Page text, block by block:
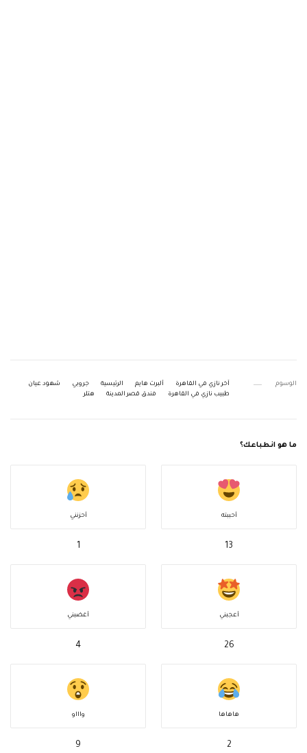
الوسوم آخر نازي في القاهرة ألبرت هايم الرئيسية جروبي
شهود عيان
طبيب نازي في القاهرة
فندق قصر المدينة هتلر
ما هو انطباعك؟
أحببته
13
أحزنني
1
أعجبني
26
أغضبني
4
هاهاها
2
واااو
9